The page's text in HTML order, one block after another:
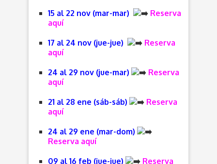
15 al 22 nov (mar-mar)
Reserva
aquí
17 al 24 nov (jue-jue)
Reserva
aquí
24 al 29 nov (jue-mar)
Reserva
aquí
21 al 28 ene (sáb-sáb)
Reserva
aquí
24 al 29 ene (mar-dom)
Reserva aquí
09 al 16 feb (jue-jue)
Reserva